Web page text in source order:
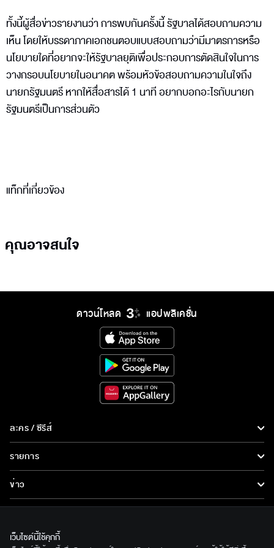
ทั้งนี้ผู้สื่อข่าวรายงานว่า การพบกันครั้งนี้ รัฐบาลได้สอบถามความ
เห็น โดยให้บรรดาภาคเอกชนตอบแบบสอบถามว่ามีมาตรการหรือ
นโยบายใดที่อยากจะให้รัฐบาลยุติเพื่อประกอบการตัดสินใจในการ
วางกรอบนโยบายในอนาคต พร้อมหัวข้อสอบถามความในใจถึง
นายกรัฐมนตรี หากให้สื่อสารได้ 1 นาที อยากบอกอะไรกับนายก
รัฐมนตรีเป็นการส่วนตัว
แท็กที่เกี่ยวข้อง
คุณอาจสนใจ
ดาวน์โหลด แอปพลิเคชั่น
ละคร / ซีรีส์
ละคร/ซีรีส์
ซีรีส์นานาชาติ
การ์ตูน & เกม
รายการ
รายการทั้งหมด
ข่าว
ข่าวทั้งหมด
ทีวีออนไลน์
เกี่ยวกับเรา
เว็บไซต์นี้ใช้คุกกี้